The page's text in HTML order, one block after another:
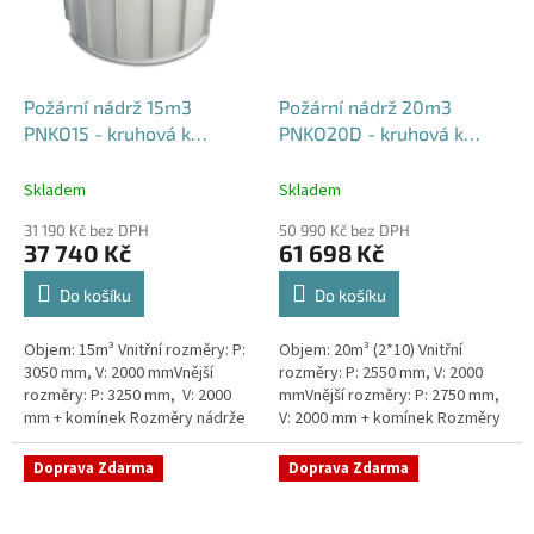
Požární nádrž 15m3
PNKO15 - kruhová k
Skladem
31 190 Kč bez DPH
37 740 Kč
Do košíku
Objem: 15m³ Vnitřní rozměry: P:
3050 mm, V: 2000 mmVnější
rozměry: P: 3250 mm, V: 2000
mm + komínek Rozměry nádrže
možno jakkoliv upravit -
vyrobíme nádrž na míru!Nádrž...
Požární nádrž 20m3
PNKO20D - kruhová k
Skladem
50 990 Kč bez DPH
61 698 Kč
Do košíku
Objem: 20m³ (2*10) Vnitřní
rozměry: P: 2550 mm, V: 2000
mmVnější rozměry: P: 2750 mm,
V: 2000 mm + komínek Rozměry
nádrže možno jakkoliv upravit -
vyrobíme nádrž na...
Doprava Zdarma Doprava Zdarma